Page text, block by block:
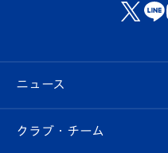
ニュース
すべて
クラブ・チーム